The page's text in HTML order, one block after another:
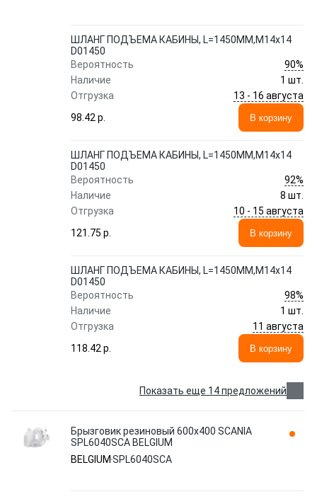
ШЛАНГ ПОДЪЕМА КАБИНЫ, L=1450MM,M14x14
D01450
Вероятность
90%
Наличие
1 шт.
Отгрузка
13 - 16 августа
98.42 p.
В корзину
ШЛАНГ ПОДЪЕМА КАБИНЫ, L=1450MM,M14x14
D01450
Вероятность
92%
Наличие
8 шт.
Отгрузка
10 - 15 августа
121.75 p.
В корзину
ШЛАНГ ПОДЪЕМА КАБИНЫ, L=1450MM,M14x14
D01450
Вероятность
98%
Наличие
1 шт.
Отгрузка
11 августа
118.42 p.
В корзину
Показать еще 14 предложений
Брызговик резиновый 600x400 SCANIA
SPL6040SCA BELGIUM
BELGIUM SPL6040SCA